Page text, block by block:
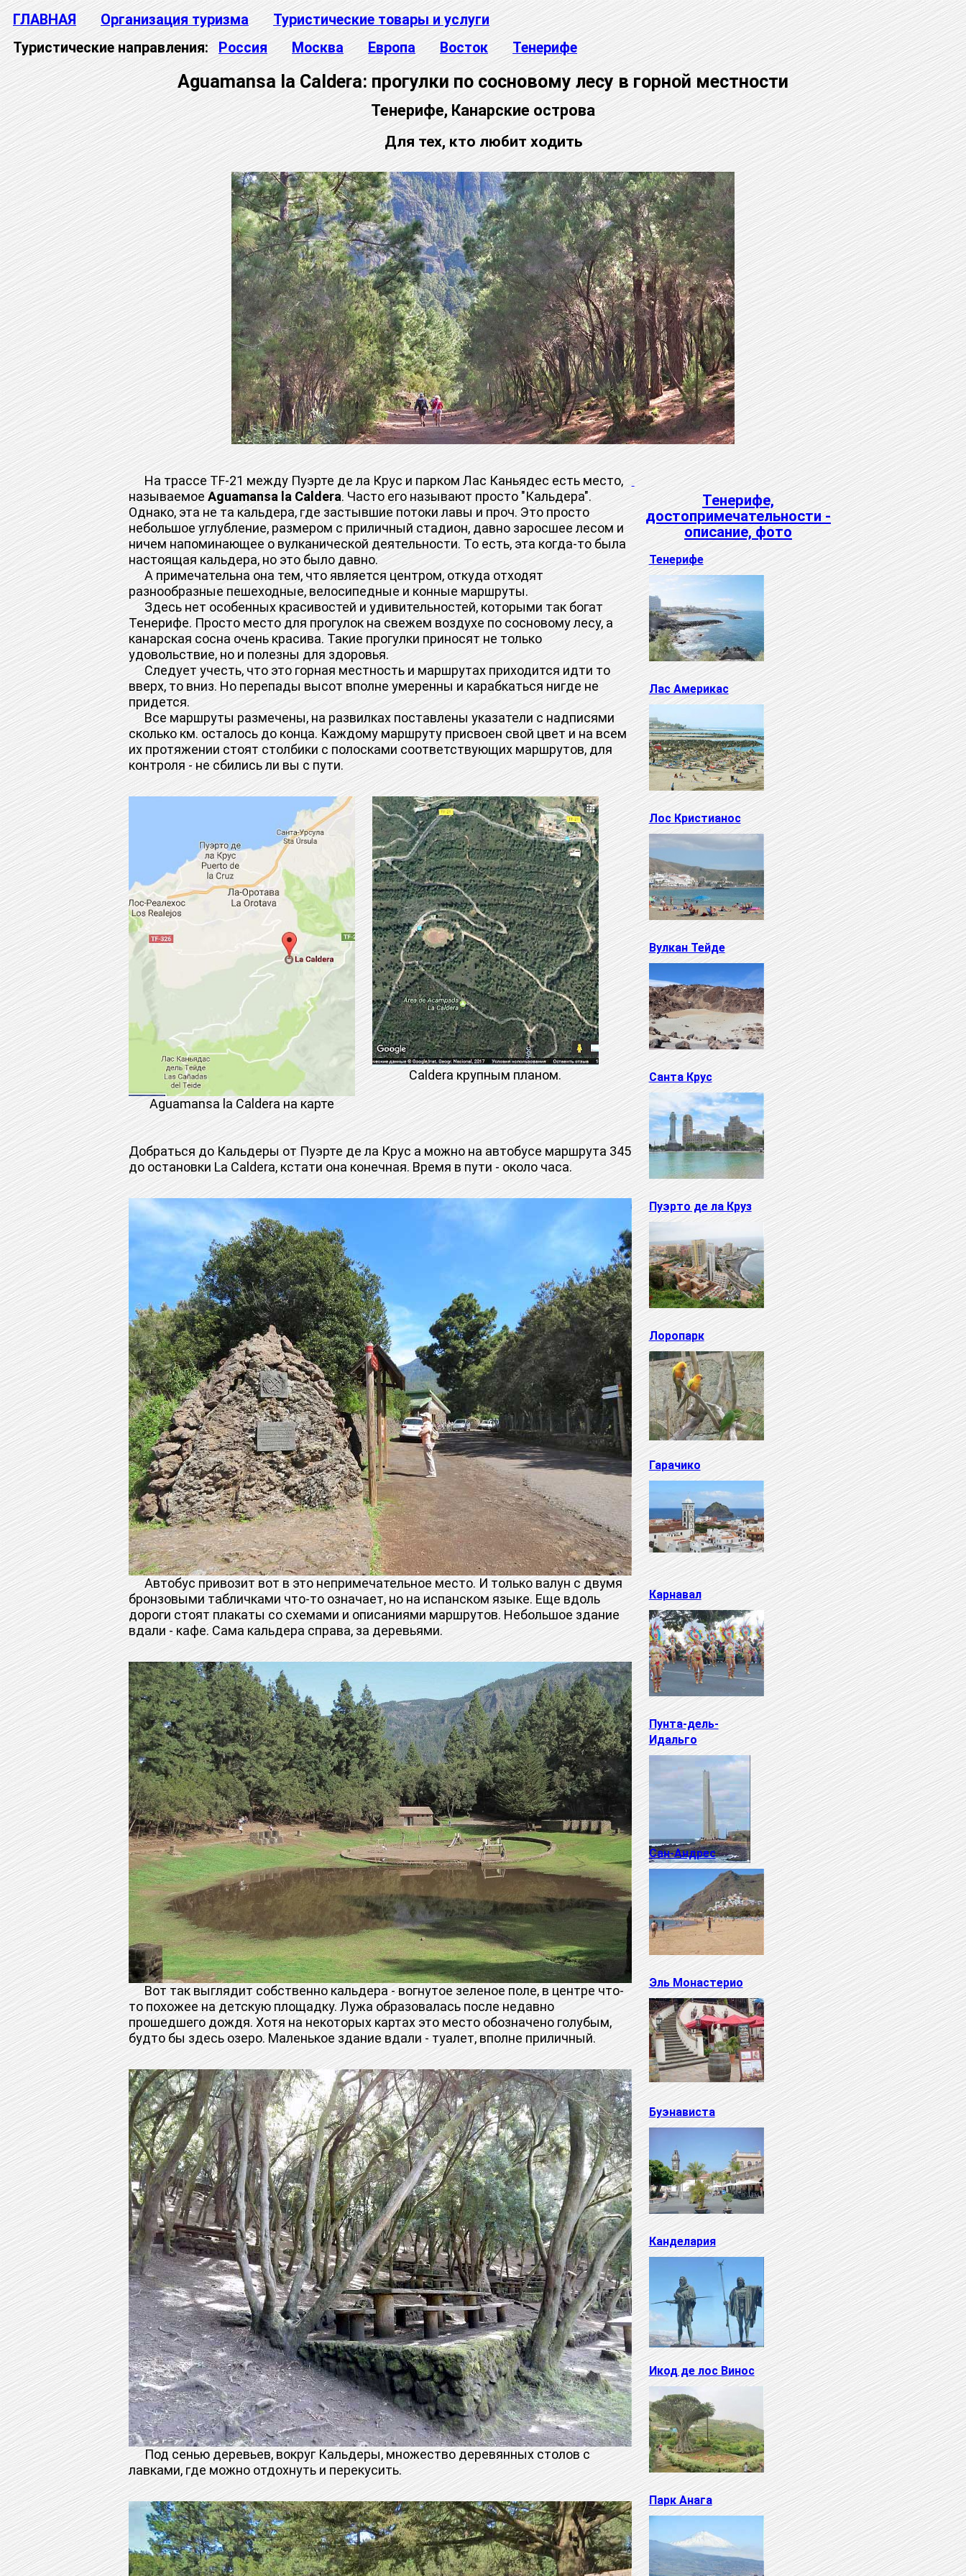
ГЛАВНАЯ Организация туризма
Туристические товары и услуги
Туристические направления:
Россия Москва Европа Восток Тенерифе
Aguamansa la Caldera: прогулки по сосновому лесу в горной местности
Тенерифе, Канарские острова
Для тех, кто любит ходить
На трассе TF-21 между Пуэрте де ла Крус и парком Лас Каньядес есть место,
называемое Aguamansa la Caldera. Часто его называют просто "Кальдера".
Однако, эта не та кальдера, где застывшие потоки лавы и проч. Это просто
небольшое углубление, размером с приличный стадион, давно заросшее лесом и
ничем напоминающее о вулканической деятельности. То есть, эта когда-то была
настоящая кальдера, но это было давно.
А примечательна она тем, что является центром, откуда отходят
разнообразные пешеходные, велосипедные и конные маршруты.
Здесь нет особенных красивостей и удивительностей, которыми так богат
Тенерифе. Просто место для прогулок на свежем воздухе по сосновому лесу, а
канарская сосна очень красива. Такие прогулки приносят не только
удовольствие, но и полезны для здоровья.
Следует учесть, что это горная местность и маршрутах приходится идти то
вверх, то вниз. Но перепады высот вполне умеренны и карабкаться нигде не
придется.
Все маршруты размечены, на развилках поставлены указатели с надписями
сколько км. осталось до конца. Каждому маршруту присвоен свой цвет и на всем
их протяжении стоят столбики с полосками соответствующих маршрутов, для
контроля - не сбились ли вы с пути.
Aguamansa la Caldera на карте
Caldera крупным планом.
Добраться до Кальдеры от Пуэрте де ла Крус а можно на автобусе маршрута 345
до остановки La Caldera, кстати она конечная. Время в пути - около часа.
Автобус привозит вот в это непримечательное место. И только валун с двумя
бронзовыми табличками что-то означает, но на испанском языке. Еще вдоль
дороги стоят плакаты со схемами и описаниями маршрутов. Небольшое здание
вдали - кафе. Сама кальдера справа, за деревьями.
Вот так выглядит собственно кальдера - вогнутое зеленое поле, в центре что-
то похожее на детскую площадку. Лужа образовалась после недавно
прошедшего дождя. Хотя на некоторых картах это место обозначено голубым,
будто бы здесь озеро. Маленькое здание вдали - туалет, вполне приличный.
Под сенью деревьев, вокруг Кальдеры, множество деревянных столов с
лавками, где можно отдохнуть и перекусить.
Тенерифе,
достопримечательности -
описание, фото
Тенерифе
Лас Америкас
Лос Кристианос
Вулкан Тейде
Санта Крус
Пуэрто де ла Круз
Лоропарк
Гарачико
Карнавал
Пунта-дель-
Идальго
Сан-Андрес
Эль Монастерио
Буэнависта
Канделария
Икод де лос Винос
Парк Анага